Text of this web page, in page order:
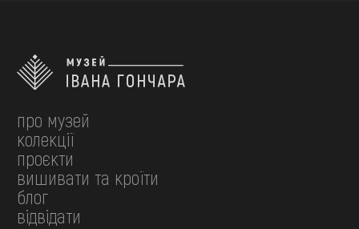
про музей
колекції
проєкти
вишивати та кроїти
блог
відвідати